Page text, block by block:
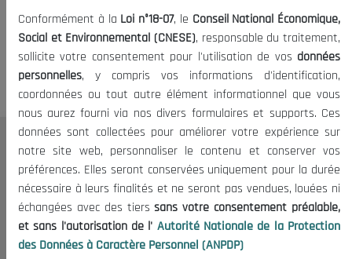
Nous vous prions de nous
excuser, mais l'accès à ce
contenu est restreint.
Le CNESE
A Propos
Le président
Organisation
Publications
Conformément à la Loi n°18-07, le Conseil National Économique,
Social et Environnemental (CNESE), responsable du traitement,
sollicite votre consentement pour l'utilisation de vos données
personnelles, y compris vos informations d'identification,
coordonnées ou tout autre élément informationnel que vous
nous aurez fourni via nos divers formulaires et supports. Ces
données sont collectées pour améliorer votre expérience sur
notre site web, personnaliser le contenu et conserver vos
préférences. Elles seront conservées uniquement pour la durée
nécessaire à leurs finalités et ne seront pas vendues, louées ni
échangées avec des tierssans votre consentement préalable,
et sans l'autorisation de l' Autorité Nationale de la Protection
des Données à Caractère Personnel (ANPDP)